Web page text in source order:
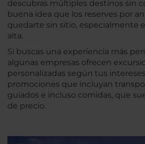
descubras múltiples destinos sin
buena idea que los reserves por
quedarte sin sitio, especialmente
alta.
Si buscas una experiencia más
algunas empresas ofrecen
personalizadas según tus
promociones que incluyan
guiados e incluso comidas, que
de precio.